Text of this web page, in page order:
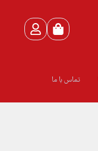
تماس با ما